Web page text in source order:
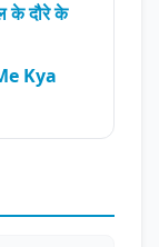
के दौरे के
Kya